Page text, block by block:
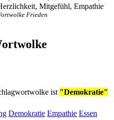
Mitgefühl, Empathie
Frieden
ist "Demokratie"
Demokratie Empathie Essen